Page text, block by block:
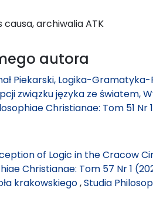
archiwalia ATK
autora
Piekarski, Logika-
związku języka ze światem,
Christianae: Tom 51 Nr
of Logic in the Cracow
Christianae: Tom 57 Nr 1
krakowskiego,Studia